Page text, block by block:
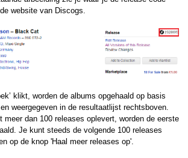
website van Discogs.
klikt, worden de albums opgehaald op basis
weergegeven in de resultaatlijst rechtsboven.
meer dan 100 releases oplevert, worden de eerste
Je kunt steeds de volgende 100 releases
op de knop 'Haal meer releases op'.